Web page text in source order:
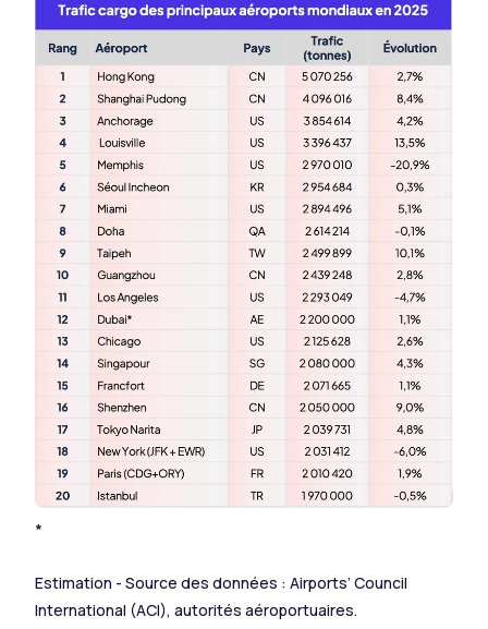
*
Estimation - Source des données : Airports’ Council
International (ACI), autorités aéroportuaires.